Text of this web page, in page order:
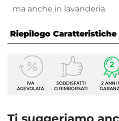
ma anche in lavanderia.
Riepilogo Caratteristiche
Caratteristiche
Tipologia
Kit valvola e detentore
Termoarredo